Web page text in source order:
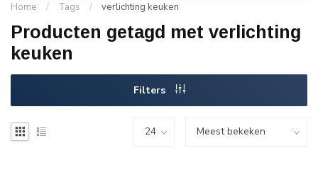
Home / Tags / verlichting keuken
Producten getagd met verlichting
keuken
Filters